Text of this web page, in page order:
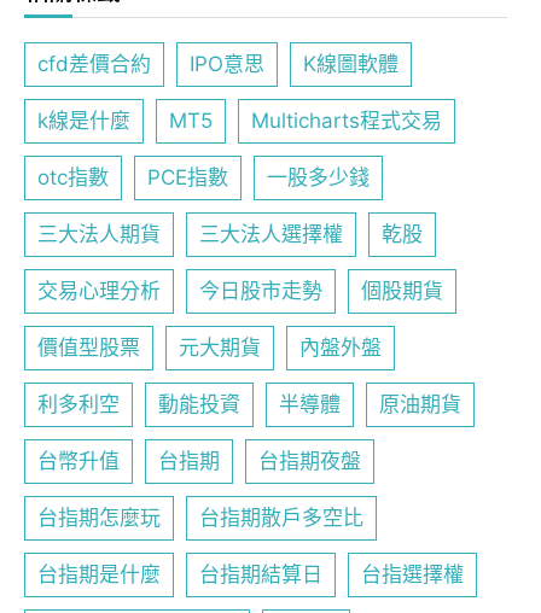
cfd差價合約 IPO意思 K線圖軟體
k線是什麼 MT5 Multicharts程式交易
otc指數 PCE指數 一股多少錢
三大法人期貨 三大法人選擇權 乾股
交易心理分析 今日股市走勢 個股期貨
價值型股票 元大期貨 內盤外盤
利多利空 動能投資 半導體 原油期貨
台幣升值 台指期 台指期夜盤
台指期怎麼玩 台指期散戶多空比
台指期是什麼 台指期結算日 台指選擇權